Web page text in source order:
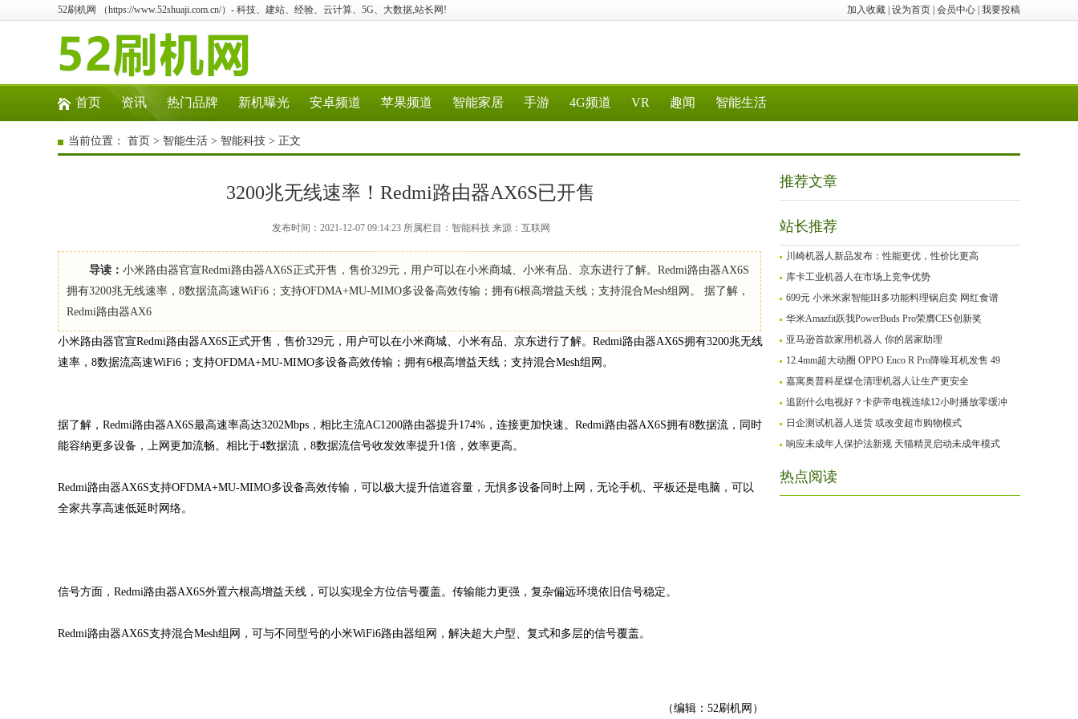
加入收藏 设为首页 会员中心 我要投稿
52刷机网 （https://www.52shuaji.com.cn/）- 科技、建站、经验、云计算、5G、大数据,站长网!
首页 资讯 热门品牌 新机曝光 安卓频道 苹果频道 智能家居 手游 4G频道 VR 趣闻 智能生活
当前位置： 首页 > 智能生活 > 智能科技 > 正文
3200兆无线速率！Redmi路由器AX6S已开售
发布时间：2021-12-07 09:14:23 所属栏目：智能科技 来源：互联网
导读： 小米路由器官宣Redmi路由器AX6S正式开售，售价329元，用户可以在小米商城、小米有品、京东进行了解。Redmi路由器AX6S
拥有3200兆无线速率，8数据流高速WiFi6；支持OFDMA+MU-MIMO多设备高效传输；拥有6根高增益天线；支持混合Mesh组网。 据了解，
Redmi路由器AX6
小米路由器官宣Redmi路由器AX6S正式开售，售价329元，用户可以在小米商城、小米有品、京东进行了解。Redmi路由器AX6S拥有3200兆无线
速率，8数据流高速WiFi6；支持OFDMA+MU-MIMO多设备高效传输；拥有6根高增益天线；支持混合Mesh组网。
据了解，Redmi路由器AX6S最高速率高达3202Mbps，相比主流AC1200路由器提升174%，连接更加快速。Redmi路由器AX6S拥有8数据流，同时
能容纳更多设备，上网更加流畅。相比于4数据流，8数据流信号收发效率提升1倍，效率更高。
Redmi路由器AX6S支持OFDMA+MU-MIMO多设备高效传输，可以极大提升信道容量，无惧多设备同时上网，无论手机、平板还是电脑，可以
全家共享高速低延时网络。
信号方面，Redmi路由器AX6S外置六根高增益天线，可以实现全方位信号覆盖。传输能力更强，复杂偏远环境依旧信号稳定。
Redmi路由器AX6S支持混合Mesh组网，可与不同型号的小米WiFi6路由器组网，解决超大户型、复式和多层的信号覆盖。
（编辑：52刷机网）
推荐文章
站长推荐
川崎机器人新品发布：性能更优，性价比更高
库卡工业机器人在市场上竞争优势
699元 小米米家智能IH多功能料理锅启卖 网红食谱
华米Amazfit跃我PowerBuds Pro荣膺CES创新奖
亚马逊首款家用机器人 你的居家助理
12.4mm超大动圈 OPPO Enco R Pro降噪耳机发售 49
嘉寓奥普科星煤仓清理机器人让生产更安全
追剧什么电视好？卡萨帝电视连续12小时播放零缓冲
日企测试机器人送货 或改变超市购物模式
响应未成年人保护法新规 天猫精灵启动未成年模式
热点阅读